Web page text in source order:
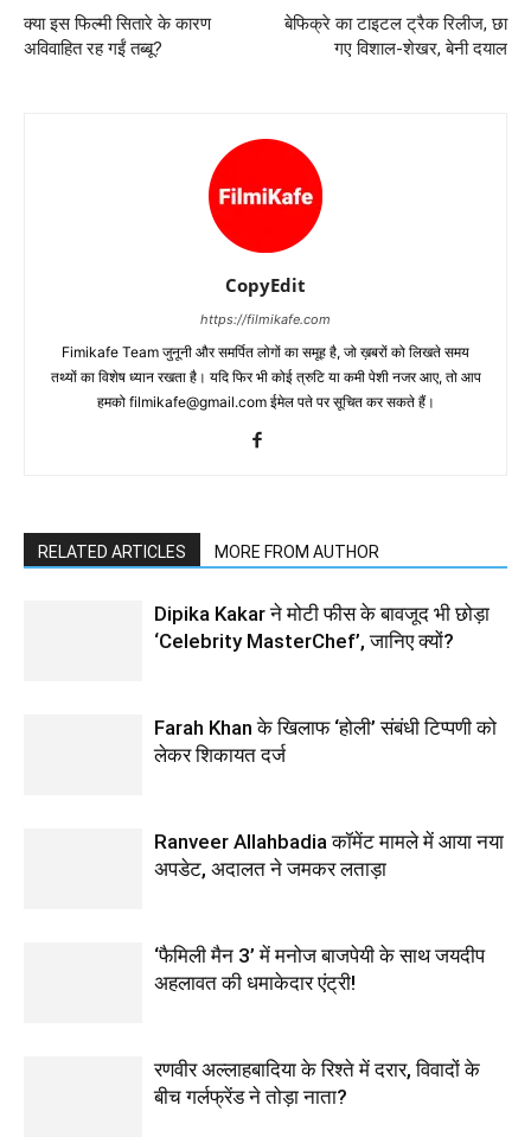
क्‍या इस फिल्‍मी सितारे के कारण
अविवाहित रह गईं तब्‍बू?
बेफिक्रे का टाइटल ट्रैक रिलीज, छा
गए विशाल-शेखर, बेनी दयाल
CopyEdit
https://filmikafe.com
Fimikafe Team जुनूनी और समर्पित लोगों का समूह है, जो ख़बरों को लिखते समय
तथ्‍यों का विशेष ध्‍यान रखता है। यदि फिर भी कोई त्रुटि या कमी पेशी नजर आए, तो आप
हमको filmikafe@gmail.com ईमेल पते पर सूचित कर सकते हैं।
RELATED ARTICLES MORE FROM AUTHOR
Dipika Kakar ने मोटी फीस के बावजूद भी छोड़ा
‘Celebrity MasterChef’, जानिए क्यों?
Farah Khan के खिलाफ ‘होली’ संबंधी टिप्पणी को
लेकर शिकायत दर्ज
Ranveer Allahbadia कॉमेंट मामले में आया नया
अपडेट, अदालत ने जमकर लताड़ा
‘फैमिली मैन 3’ में मनोज बाजपेयी के साथ जयदीप
अहलावत की धमाकेदार एंट्री!
रणवीर अल्लाहबादिया के रिश्ते में दरार, विवादों के
बीच गर्लफ्रेंड ने तोड़ा नाता?